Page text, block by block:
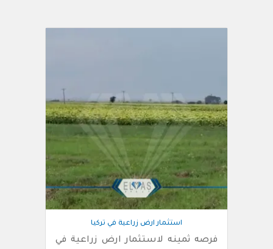
استثمار ارض زراعية في تركيا
فرصه ثمينه لاستثمار ارض زراعية في